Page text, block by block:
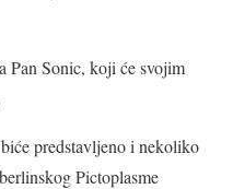
Pan Sonic, koji će svojim
predstavljeno i nekoliko
Pictoplasme